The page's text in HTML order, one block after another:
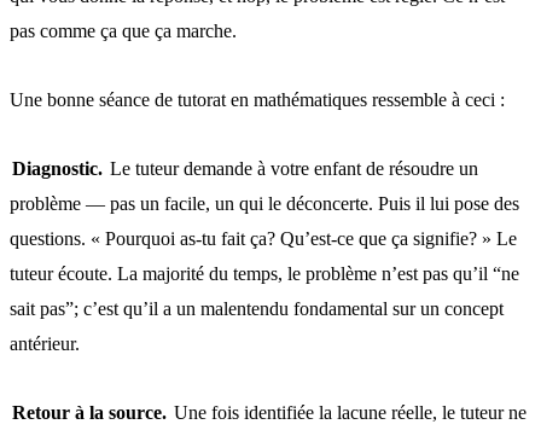
pas comme ça que ça marche.
Une bonne séance de tutorat en mathématiques ressemble à ceci :
Diagnostic. Le tuteur demande à votre enfant de résoudre un
problème — pas un facile, un qui le déconcerte. Puis il lui pose des
questions. « Pourquoi as-tu fait ça? Qu’est-ce que ça signifie? » Le
tuteur écoute. La majorité du temps, le problème n’est pas qu’il “ne
sait pas”; c’est qu’il a un malentendu fondamental sur un concept
antérieur.
Retour à la source. Une fois identifiée la lacune réelle, le tuteur ne